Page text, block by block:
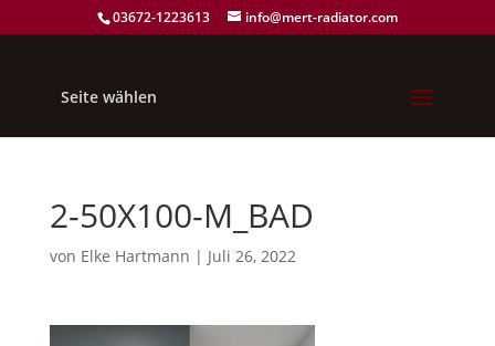
03672-1223613 info@mert-radiator.com
Seite wählen
2-50X100-M_BAD
von Elke Hartmann | Juli 26, 2022